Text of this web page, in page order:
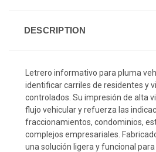
DESCRIPTION
Letrero informativo para pluma
identificar carriles de residentes y
controlados. Su impresión de alta
flujo vehicular y refuerza las
fraccionamientos, condominios,
complejos empresariales.
una solución ligera y funcional